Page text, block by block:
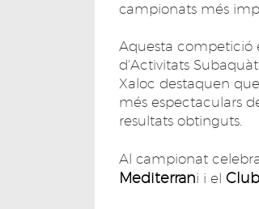
campionats més
Aquesta competició
d'Activitats
Xaloc destaquen
més espectaculars
resultats obtinguts.
Al campionat
Mediterrani i el